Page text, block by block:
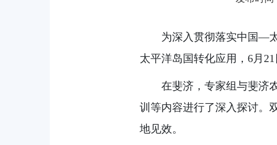
为深入贯彻落实中国—
太平洋岛国转化应用，6月
在斐济，专家组与斐济
训等内容进行了深入探讨。
地见效。